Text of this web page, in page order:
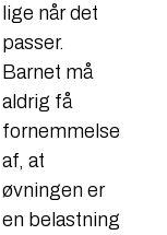
lige når det
passer.
Barnet må
aldrig få
fornemmelse
af, at
øvningen er
en belastning